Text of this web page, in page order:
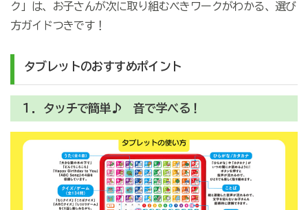
ク」は、お子さんが次に取り組むべきワークがわかる、選び
方ガイドつきです！
タブレットのおすすめポイント
１．タッチで簡単♪ 音で学べる！